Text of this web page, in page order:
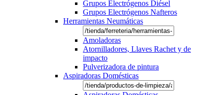
Grupos Electrógenos Diésel
Grupos Electrógenos Nafteros
Herramientas Neumáticas
Amoladoras
Atornilladores, Llaves Rachet y de
impacto
Pulverizadora de pintura
Aspiradoras Domésticas